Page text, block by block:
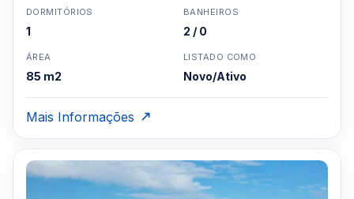
DORMITÓRIOS
1
BANHEIROS
2 / 0
ÁREA
85 m2
LISTADO COMO
Novo/Ativo
Mais Informações